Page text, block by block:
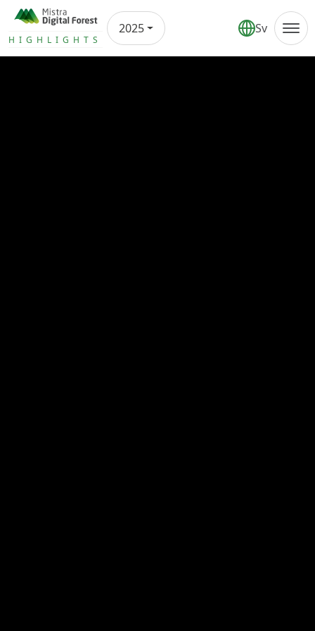
HIGHLIGHTS Annual report
2025 Sv